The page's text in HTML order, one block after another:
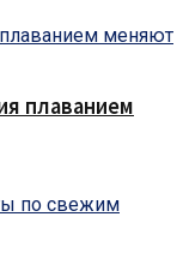
плаванием